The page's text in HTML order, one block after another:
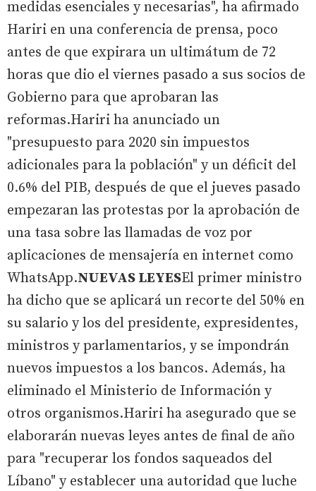
medidas esenciales y necesarias", ha afirmado
Hariri en una conferencia de prensa, poco
antes de que expirara un ultimátum de 72
horas que dio el viernes pasado a sus socios de
Gobierno para que aprobaran las
reformas.Hariri ha anunciado un
"presupuesto para 2020 sin impuestos
adicionales para la población" y un déficit del
0.6% del PIB, después de que el jueves pasado
empezaran las protestas por la aprobación de
una tasa sobre las llamadas de voz por
aplicaciones de mensajería en internet como
WhatsApp.NUEVAS LEYESEl primer ministro
ha dicho que se aplicará un recorte del 50% en
su salario y los del presidente, expresidentes,
ministros y parlamentarios, y se impondrán
nuevos impuestos a los bancos. Además, ha
eliminado el Ministerio de Información y
otros organismos.Hariri ha asegurado que se
elaborarán nuevas leyes antes de final de año
para "recuperar los fondos saqueados del
Líbano" y establecer una autoridad que luche